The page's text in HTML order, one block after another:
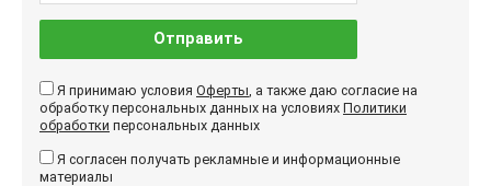
Отправить
Я принимаю условия Оферты, а также даю согласие на
обработку персональных данных на условиях Политики
обработки персональных данных
Я согласен получать рекламные и информационные
материалы